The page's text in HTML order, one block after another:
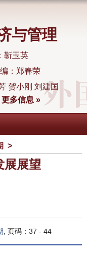
与管理
靳玉英
：郑春荣
贺小刚 刘建国
更多信息 »
>
展展望
, 页码：37 - 44